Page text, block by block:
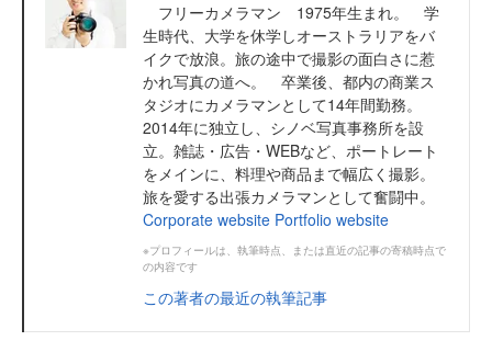
フリーカメラマン 1975年生まれ。 学
生時代、大学を休学しオーストラリアをバ
イクで放浪。旅の途中で撮影の面白さに惹
かれ写真の道へ。 卒業後、都内の商業ス
タジオにカメラマンとして14年間勤務。
2014年に独立し、シノベ写真事務所を設
立。雑誌・広告・WEBなど、ポートレート
をメインに、料理や商品まで幅広く撮影。
旅を愛する出張カメラマンとして奮闘中。
Corporate website Portfolio website
※プロフィールは、執筆時点、または直近の記事の寄稿時点で
の内容です
この著者の最近の執筆記事